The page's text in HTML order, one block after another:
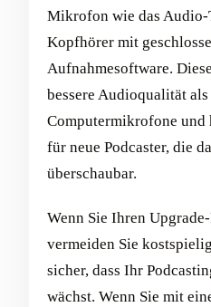
Mikrofon wie das Audio-
Kopfhörer mit
Aufnahmesoftware.
bessere Audioqualität
Computermikrofone
für neue Podcaster, die
überschaubar.
Wenn Sie Ihren
vermeiden Sie
sicher, dass Ihr
wächst. Wenn Sie mit